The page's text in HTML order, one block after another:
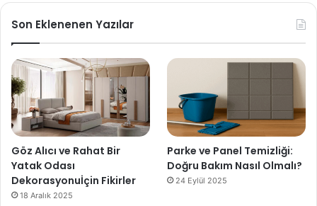
Son Eklenenen Yazılar
Göz Alıcı ve Rahat Bir
Yatak Odası
Dekorasyonuİçin Fikirler
18 Aralık 2025
Parke ve Panel Temizliği:
Doğru Bakım Nasıl Olmalı?
24 Eylül 2025